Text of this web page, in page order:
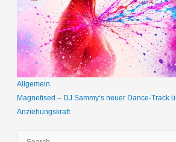
Allgemein
Magnetised – DJ Sammy‘s neuer Dance-Track
Anziehungskraft